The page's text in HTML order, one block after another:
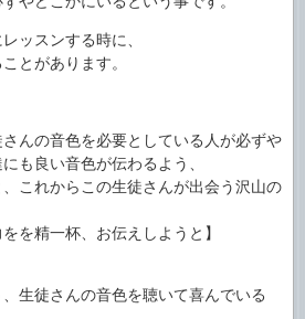
ッスンする時に、
とがあります。
さんの音色を必要としている人が必ずや
も良い音色が伝わるよう、
これからこの生徒さんが出会う沢山の
を精一杯、お伝えしようと】
生徒さんの音色を聴いて喜んでいる